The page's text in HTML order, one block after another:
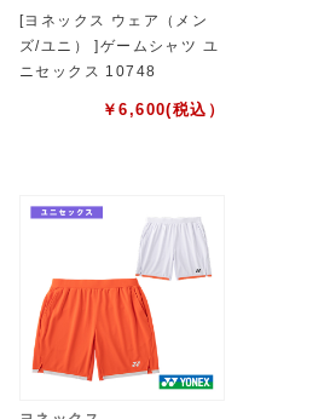
[ヨネックス ウェア（メン
ズ/ユニ） ]ゲームシャツ ユ
ニセックス 10748
￥6,600(税込）